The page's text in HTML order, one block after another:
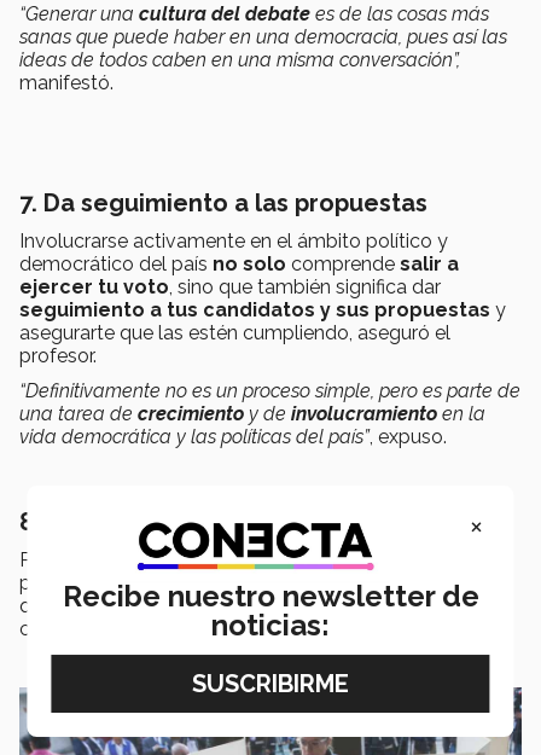
“Generar una cultura del debate es de las cosas más
sanas que puede haber en una democracia, pues así las
ideas de todos caben en una misma conversación”,
manifestó.
7. Da seguimiento a las propuestas
Involucrarse activamente en el ámbito político y
democrático del país no solo comprende salir a
ejercer tu voto , sino que también significa dar
seguimiento a tus candidatos y sus propuestas y
asegurarte que las estén cumpliendo, aseguró el
profesor.
“Definitivamente no es un proceso simple, pero es parte de
una tarea de crecimiento y de involucramiento en la
vida democrática y las políticas del país”, expuso.
8. Apóyate en herramientas que existen
Puedes utilizarherramientasoplataformas
para dar seguimiento a los candidatos y sus posturas
que te ayuden a comparar las propuestas de los
candidatos.
×
Recibe nuestro newsletter de
noticias: